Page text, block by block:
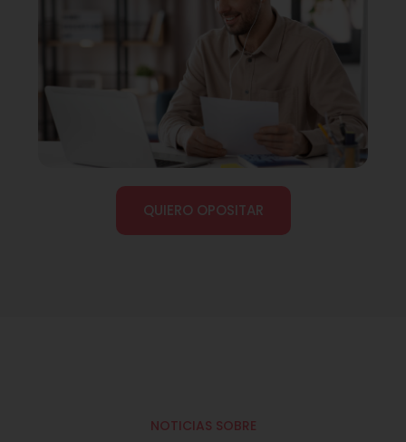
QUIERO OPOSITAR
NOTICIAS SOBRE